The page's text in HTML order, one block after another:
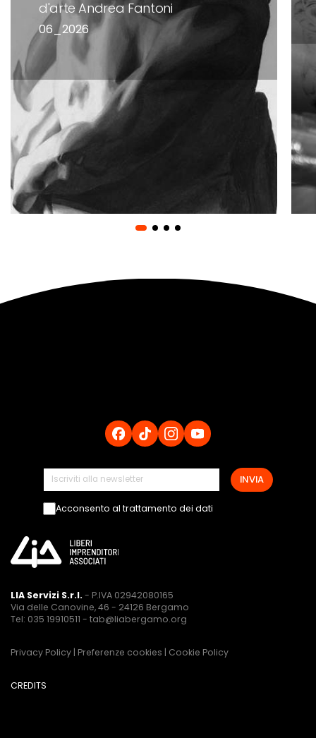
d'arte Andrea Fantoni
06_2026
LIA Servizi S.r.l. - P.IVA 02942080165
Via delle Canovine, 46 - 24126 Bergamo
Tel: 035 19910511 - tab@liabergamo.org
INVIA
Acconsento al trattamento dei dati
Privacy Policy | Preferenze cookies | Cookie Policy
CREDITS